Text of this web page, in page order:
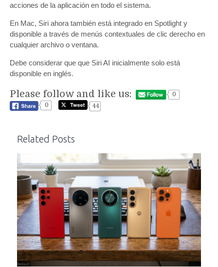
acciones de la aplicación en todo el sistema.
En Mac, Siri ahora también está integrado en Spotlight y
disponible a través de menús contextuales de clic derecho en
cualquier archivo o ventana.
Debe considerar que que Siri AI inicialmente solo está
disponible en inglés.
Please follow and like us:
0
0
44
Related Posts